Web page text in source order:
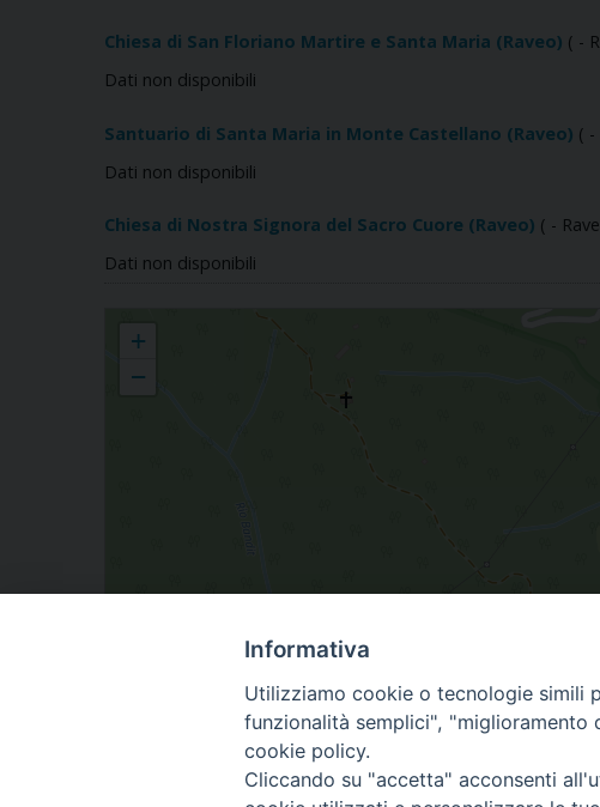
Chiesa di San Floriano Martire e Santa Maria (Raveo) ( -
Dati non disponibili
Santuario di Santa Maria in Monte Castellano (Raveo) ( -
Dati non disponibili
Chiesa di Nostra Signora del Sacro Cuore (Raveo) ( -
Dati non disponibili
+
−
Informativa
Utilizziamo cookie o tecnologie simili
funzionalità semplici",
cookie policy.
Cliccando su "accetta" acconsenti